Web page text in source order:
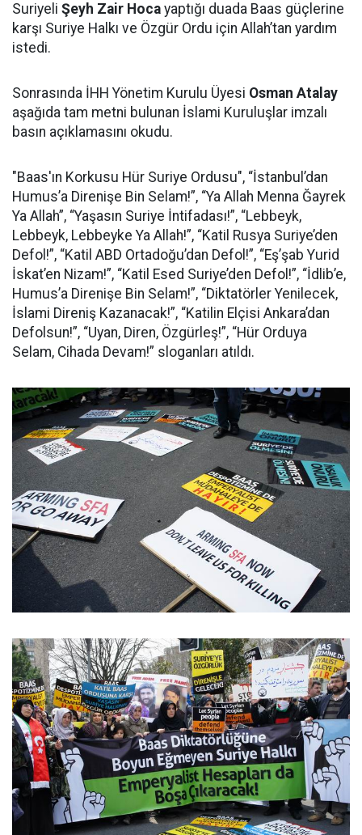
Suriyeli Şeyh Zair Hoca yaptığı duada Baas güçlerine
karşı Suriye Halkı ve Özgür Ordu için Allah’tan yardım
istedi.
Sonrasında İHH Yönetim Kurulu Üyesi Osman Atalay
aşağıda tam metni bulunan İslami Kuruluşlar imzalı
basın açıklamasını okudu.
"Baas'ın Korkusu Hür Suriye Ordusu", “İstanbul’dan
Humus’a Direnişe Bin Selam!”, “Ya Allah Menna Ğayrek
Ya Allah”, “Yaşasın Suriye İntifadası!”, “Lebbeyk,
Lebbeyk, Lebbeyke Ya Allah!”, “Katil Rusya Suriye’den
Defol!”, “Katil ABD Ortadoğu’dan Defol!”, “Eş’şab Yurid
İskat’en Nizam!”, “Katil Esed Suriye’den Defol!”, “İdlib’e,
Humus’a Direnişe Bin Selam!”, “Diktatörler Yenilecek,
İslami Direniş Kazanacak!”, “Katilin Elçisi Ankara’dan
Defolsun!”, “Uyan, Diren, Özgürleş!”, “Hür Orduya
Selam, Cihada Devam!” sloganları atıldı.